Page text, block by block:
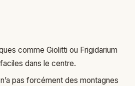
comme Giolitti ou Frigidarium
dans le centre.
pas forcément des montagnes